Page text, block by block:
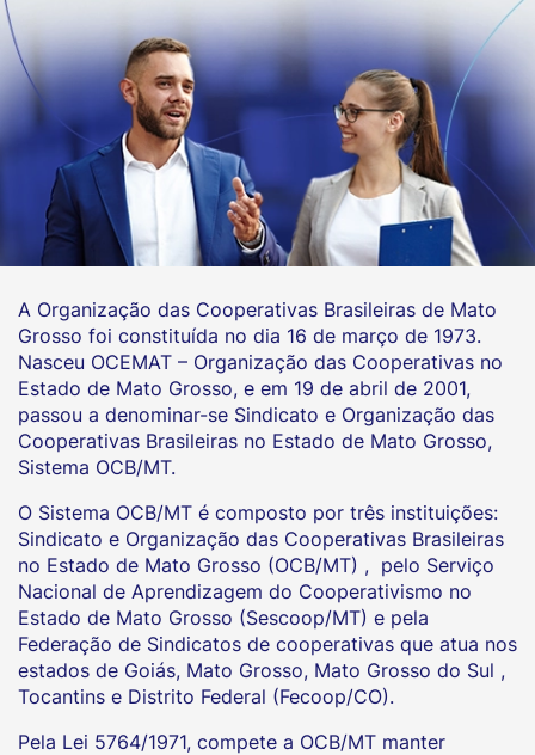
A Organização das Cooperativas Brasileiras de Mato
Grosso foi constituída no dia 16 de março de 1973.
Nasceu OCEMAT – Organização das Cooperativas no
Estado de Mato Grosso, e em 19 de abril de 2001,
passou a denominar-se Sindicato e Organização das
Cooperativas Brasileiras no Estado de Mato Grosso,
Sistema OCB/MT.
O Sistema OCB/MT é composto por três instituições:
Sindicato e Organização das Cooperativas Brasileiras
no Estado de Mato Grosso (OCB/MT) , pelo Serviço
Nacional de Aprendizagem do Cooperativismo no
Estado de Mato Grosso (Sescoop/MT) e pela
Federação de Sindicatos de cooperativas que atua nos
estados de Goiás, Mato Grosso, Mato Grosso do Sul ,
Tocantins e Distrito Federal (Fecoop/CO).
Pela Lei 5764/1971, compete a OCB/MT manter